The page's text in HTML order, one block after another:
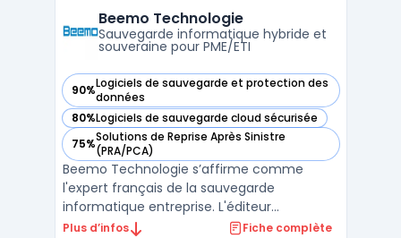
Google Drive, WebDAV, FTP/SFTP, NAS, ainsi
que des disques lo ...
Beemo Technologie
Sauvegarde informatique hybride et
souveraine pour PME/ETI
90%Logiciels de sauvegarde et protection des
données
— voir Beemo Technologie dans cette catégorie
80%Logiciels de sauvegarde cloud sécurisée
— voir Beemo Technologie dans cette catégorie
75%Solutions de Reprise Après Sinistre
(PRA/PCA)
— voir Beemo Technologie dans cette catégorie
Beemo Technologie s’affirme comme
l'expert français de la sauvegarde
informatique entreprise. L'éditeur
montpelliérain conçoit des solutions
Plus d’infos Fiche complète